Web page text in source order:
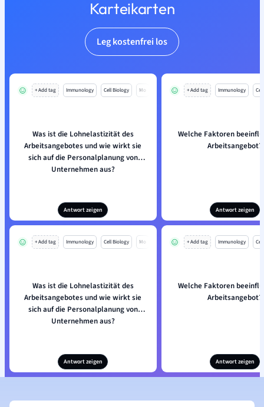
Karteikarten
Leg kostenfrei los
+ Add tag Immunology Cell Biology Mo
Was ist die Lohnelastizität des
Arbeitsangebotes und wie wirkt sie
sich auf die Personalplanung von
Unternehmen aus?
Antwort zeigen
+ Add tag Immunology
Welche Faktoren
Arbeitsangebot?
Antwort zeigen
+ Add tag Immunology Cell Biology Mo
Was ist die Lohnelastizität des
Arbeitsangebotes und wie wirkt sie
sich auf die Personalplanung von
Unternehmen aus?
Antwort zeigen
+ Add tag Immunology
Welche Faktoren
Arbeitsangebot?
Antwort zeigen